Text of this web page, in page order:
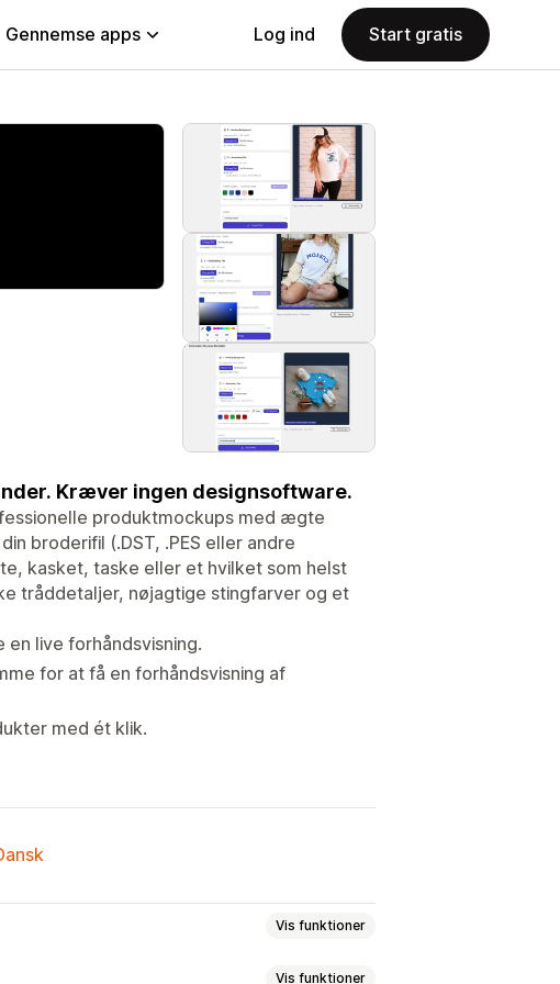
Gennemse apps Log ind Start gratis
Kræver ingen designsoftware.
produktmockups med ægte
broderifil (.DST, .PES eller andre
kasket, taske eller et hvilket som helst
tråddetaljer, nøjagtige stingfarver og et
en live forhåndsvisning.
for at få en forhåndsvisning af
med ét klik.
Vis funktioner
Vis funktioner